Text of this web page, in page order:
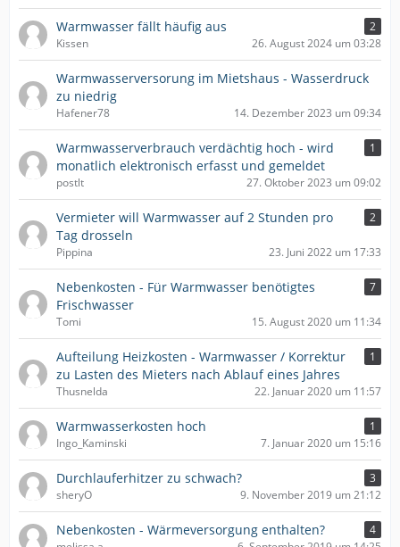
Warmwasser fällt häufig aus
2
Kissen
26. August 2024 um 03:28
Warmwasserversorung im Mietshaus - Wasserdruck
zu niedrig
Hafener78 14. Dezember 2023 um 09:34
Warmwasserverbrauch verdächtig hoch - wird
monatlich elektronisch erfasst und gemeldet
1
postlt 27. Oktober 2023 um 09:02
Vermieter will Warmwasser auf 2 Stunden pro
Tag drosseln
2
Pippina 23. Juni 2022 um 17:33
Nebenkosten - Für Warmwasser benötigtes
Frischwasser
7
Tomi 15. August 2020 um 11:34
Aufteilung Heizkosten - Warmwasser / Korrektur
zu Lasten des Mieters nach Ablauf eines Jahres
1
Thusnelda 22. Januar 2020 um 11:57
Warmwasserkosten hoch
1
Ingo_Kaminski
7. Januar 2020 um 15:16
Durchlauferhitzer zu schwach?
3
sheryO
9. November 2019 um 21:12
Nebenkosten - Wärmeversorgung enthalten?
4